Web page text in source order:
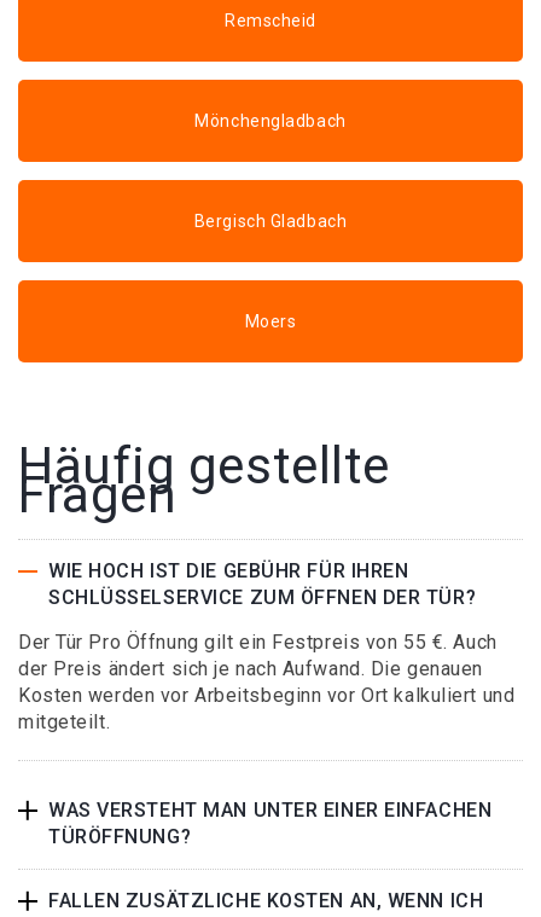
Remscheid
Mönchengladbach
Bergisch Gladbach
Moers
Häufig gestellte
Fragen
WIE HOCH IST DIE GEBÜHR FÜR IHREN
SCHLÜSSELSERVICE ZUM ÖFFNEN DER TÜR?
Der Tür Pro Öffnung gilt ein Festpreis von 55 €. Auch
der Preis ändert sich je nach Aufwand. Die genauen
Kosten werden vor Arbeitsbeginn vor Ort kalkuliert und
mitgeteilt.
WAS VERSTEHT MAN UNTER EINER EINFACHEN
TÜRÖFFNUNG?
FALLEN ZUSÄTZLICHE KOSTEN AN, WENN ICH